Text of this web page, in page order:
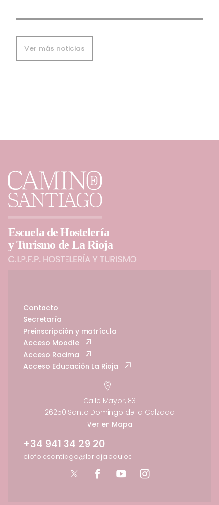
Ver más noticias
Contacto
Secretaría
Preinscripción y matrícula
Acceso Moodle
Acceso Racima
Acceso Educación La Rioja
Calle Mayor, 83
26250 Santo Domingo de la Calzada
Ver en Mapa
+34 941 34 29 20
cipfp.csantiago@larioja.edu.es